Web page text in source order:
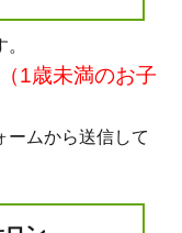
1歳未満のお子
ームから送信して